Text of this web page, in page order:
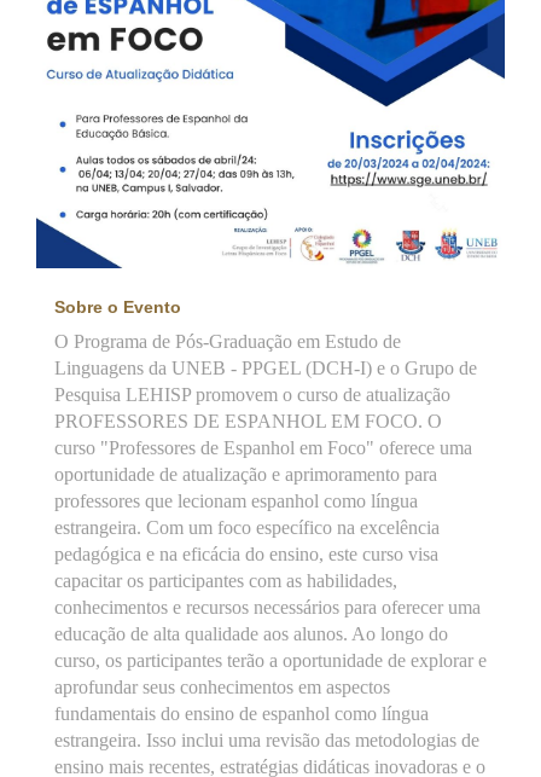
Sobre o Evento
O Programa de Pós-Graduação em Estudo de
Linguagens da UNEB - PPGEL (DCH-I) e o Grupo de
Pesquisa LEHISP promovem o curso de atualização
PROFESSORES DE ESPANHOL EM FOCO. O
curso "Professores de Espanhol em Foco" oferece uma
oportunidade de atualização e aprimoramento para
professores que lecionam espanhol como língua
estrangeira. Com um foco específico na excelência
pedagógica e na eficácia do ensino, este curso visa
capacitar os participantes com as habilidades,
conhecimentos e recursos necessários para oferecer uma
educação de alta qualidade aos alunos. Ao longo do
curso, os participantes terão a oportunidade de explorar e
aprofundar seus conhecimentos em aspectos
fundamentais do ensino de espanhol como língua
estrangeira. Isso inclui uma revisão das metodologias de
ensino mais recentes, estratégias didáticas inovadoras e o